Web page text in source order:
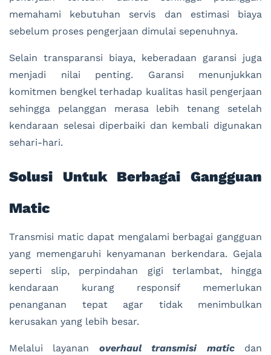
memahami kebutuhan servis dan estimasi biaya
sebelum proses pengerjaan dimulai sepenuhnya.
Selain transparansi biaya, keberadaan garansi juga
menjadi nilai penting. Garansi menunjukkan
komitmen bengkel terhadap kualitas hasil pengerjaan
sehingga pelanggan merasa lebih tenang setelah
kendaraan selesai diperbaiki dan kembali digunakan
sehari-hari.
Solusi Untuk Berbagai Gangguan
Matic
Transmisi matic dapat mengalami berbagai gangguan
yang memengaruhi kenyamanan berkendara. Gejala
seperti slip, perpindahan gigi terlambat, hingga
kendaraan kurang responsif memerlukan
penanganan tepat agar tidak menimbulkan
kerusakan yang lebih besar.
Melalui layanan overhaul transmisi maticdan